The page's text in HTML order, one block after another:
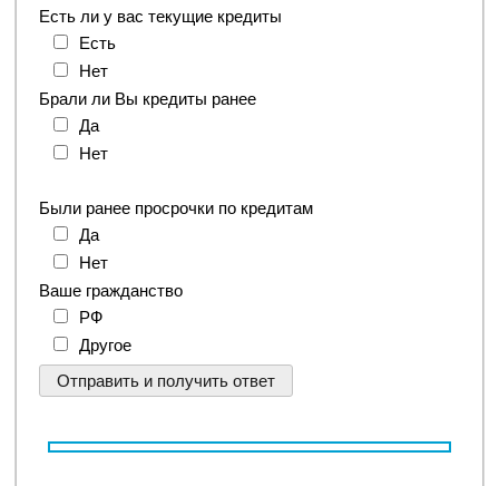
Есть ли у вас текущие кредиты
Есть
Нет
Брали ли Вы кредиты ранее
Да
Нет
Были ранее просрочки по кредитам
Да
Нет
Ваше гражданство
РФ
Другое